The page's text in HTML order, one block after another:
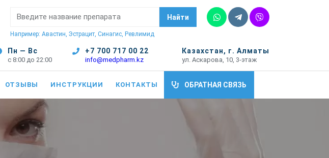
Поиск:
Найти
Например: Авастин, Эстрацит, Синагис, Ревлимид
WhatsappTelegram
Vber
Пн — Вс
с 8:00 до 22:00
+7 700 717 00 22
info@medpharm.kz
Казахстан, г. Алматы
ул. Аскарова, 10, 3-этаж
ОТЗЫВЫ ИНСТРУКЦИИ КОНТАКТЫ ОБРАТНАЯ СВЯЗЬ